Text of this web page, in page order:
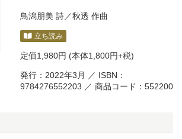
鳥潟朋美 詩／秋透 作曲
立ち読み
定価1,980円 (本体1,800円+税)
発行：2022年3月 ／ ISBN：
9784276552203 ／ 商品コード：552200